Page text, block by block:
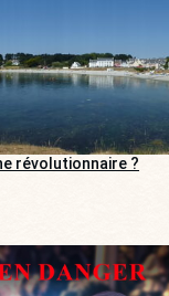
révolutionnaire ?